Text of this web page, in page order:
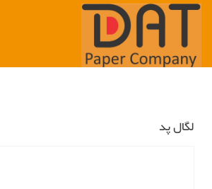
Skip
لگال پد